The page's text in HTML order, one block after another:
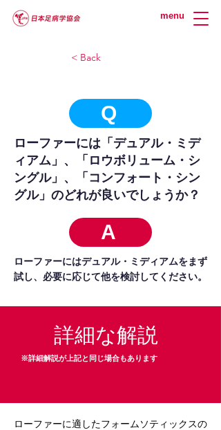
menu
< Back
Q
ローファーには「デュアル・ミデ
ィアム」、「ロウボリューム・シ
ングル」、「コンフォート・シン
グル」のどれが良いでしょうか？
A
ローファーにはデュアル・ミディアムをまず
試し、必要に応じて他を検討してください。
詳細な解説
※詳細解説が上記と同じ場合もあります
ローファーに適したフォームソティックスの